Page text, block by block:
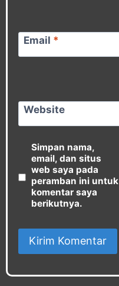
Email *
Website
Simpan nama,
email, dan situs
web saya pada
peramban ini untuk
komentar saya
berikutnya.